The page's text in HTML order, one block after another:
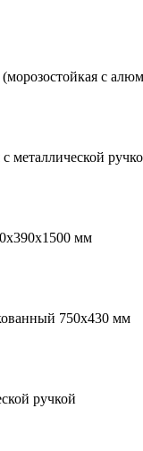
(морозостойкая с
с металлической
мм
750х430 мм
ручкой